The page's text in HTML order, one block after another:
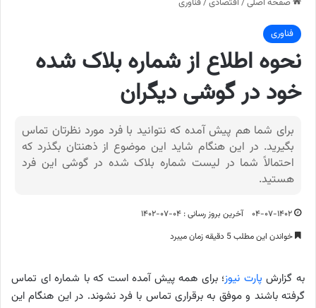
فناوری
نحوه اطلاع از شماره بلاک شده
خود در گوشی دیگران
برای شما هم پیش آمده که نتوانید با فرد مورد نظرتان تماس
بگیرید. در این هنگام شاید این موضوع از ذهنتان بگذرد که
احتمالاً شما در لیست شماره بلاک شده در گوشی این فرد
هستید.
۰۴-۰۷-۱۴۰۲
آخرین بروز رسانی : ۰۴-۰۷-۱۴۰۲
خواندن این مطلب 5 دقیقه زمان میبرد
به گزارش پارت نیوز؛ برای همه پیش آمده است که با شماره ای تماس
گرفته باشند و موفق به برقراری تماس با فرد نشوند. در این هنگام این